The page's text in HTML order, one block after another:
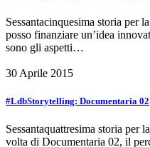
Sessantacinquesima storia per
posso finanziare un’idea
sono gli aspetti…
30 Aprile 2015
#LdbStorytelling: Documentaria 02
Sessantaquattresima storia
volta di Documentaria 02, il